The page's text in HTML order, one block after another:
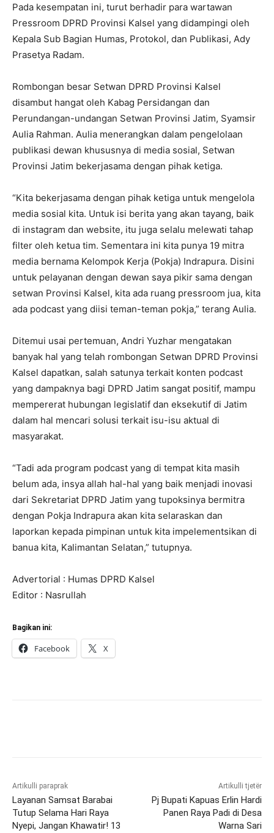
Pada kesempatan ini, turut berhadir para wartawan
Pressroom DPRD Provinsi Kalsel yang didampingi oleh
Kepala Sub Bagian Humas, Protokol, dan Publikasi, Ady
Prasetya Radam.
Rombongan besar Setwan DPRD Provinsi Kalsel
disambut hangat oleh Kabag Persidangan dan
Perundangan-undangan Setwan Provinsi Jatim, Syamsir
Aulia Rahman. Aulia menerangkan dalam pengelolaan
publikasi dewan khususnya di media sosial, Setwan
Provinsi Jatim bekerjasama dengan pihak ketiga.
“Kita bekerjasama dengan pihak ketiga untuk mengelola
media sosial kita. Untuk isi berita yang akan tayang, baik
di instagram dan website, itu juga selalu melewati tahap
filter oleh ketua tim. Sementara ini kita punya 19 mitra
media bernama Kelompok Kerja (Pokja) Indrapura. Disini
untuk pelayanan dengan dewan saya pikir sama dengan
setwan Provinsi Kalsel, kita ada ruang pressroom jua, kita
ada podcast yang diisi teman-teman pokja,” terang Aulia.
Ditemui usai pertemuan, Andri Yuzhar mengatakan
banyak hal yang telah rombongan Setwan DPRD Provinsi
Kalsel dapatkan, salah satunya terkait konten podcast
yang dampaknya bagi DPRD Jatim sangat positif, mampu
mempererat hubungan legislatif dan eksekutif di Jatim
dalam hal mencari solusi terkait isu-isu aktual di
masyarakat.
“Tadi ada program podcast yang di tempat kita masih
belum ada, insya allah hal-hal yang baik menjadi inovasi
dari Sekretariat DPRD Jatim yang tupoksinya bermitra
dengan Pokja Indrapura akan kita selaraskan dan
laporkan kepada pimpinan untuk kita impelementsikan di
banua kita, Kalimantan Selatan,” tutupnya.
Advertorial : Humas DPRD Kalsel
Editor : Nasrullah
Bagikan ini:
Facebook X
Artikulli paraprak
Layanan Samsat Barabai
Tutup Selama Hari Raya
Nyepi, Jangan Khawatir! 13
Artikulli tjetër
Pj Bupati Kapuas Erlin Hardi
Panen Raya Padi di Desa
Warna Sari